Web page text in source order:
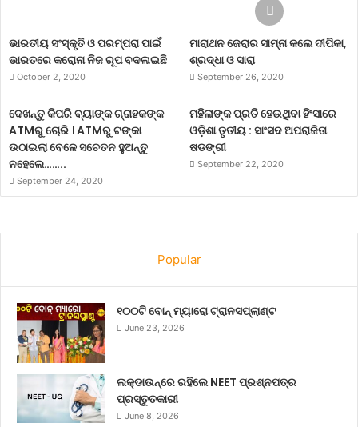
ଭାରତୀୟ ସଂସ୍କୃତି ଓ ପରମ୍ପରା ପାଇଁ
ଭାରତରେ କରୋନା ନିଜ ରୂପ ବଦଳାଇଛି
October 2, 2020
ମାରାଥନ ଜେରାର ସାମ୍ନା କଲେ ଦୀପିକା,
ଶ୍ରଦ୍ଧା ଓ ସାରା
September 26, 2020
ଦେଖନ୍ତୁ କିପରି ବ୍ୟାଙ୍କ ଗ୍ରାହକଙ୍କ
ATMରୁ ଚୋରି । ATMରୁ ଟଙ୍କା
ଉଠାଇଲା ବେଳେ ସଚେତନ ହୁଅନ୍ତୁ
ନହେଲେ……..
September 24, 2020
ମହିଳାଙ୍କ ପ୍ରତି ହେଉଥିବା ହିଂସାରେ
ଓଡ଼ିଶା ତୃତୀୟ : ସାଂସଦ ଅପରାଜିତା
ଷଡଙ୍ଗୀ
September 22, 2020
Popular
୧୦୦ଟି ବୋନ୍ ମ୍ୟାରୋ ଟ୍ରାନସପ୍ଲାଣ୍ଟ
June 23, 2026
ଲକ୍‌ଡାଉନ୍‌ରେ ରହିଲେ NEET ପ୍ରଶ୍ନପତ୍ର
ପ୍ରସ୍ତୁତକାରୀ
June 8, 2026